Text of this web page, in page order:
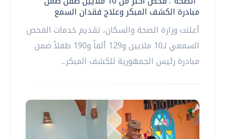
مبادرة الكشف المبكر وعلاج فقدان السمع
أعلنت وزارة الصحة والسكان، تقديم خدمات الفحص
السمعي لـ10 ملايين و129 ألفاً و190 طفلاً ضمن
مبادرة رئيس الجمهورية للكشف المبكر...